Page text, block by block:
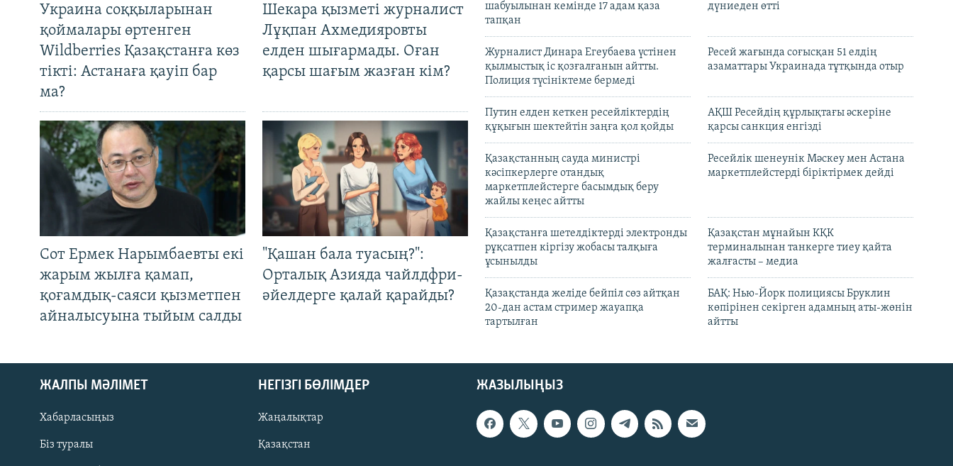
Украина соққыларынан
қоймалары өртенген
Wildberries Қазақстанға көз
тікті: Астанаға қауіп бар
ма?
Шекара қызметі журналист
Лұқпан Ахмедияровты
елден шығармады. Оған
қарсы шағым жазған кім?
Сот Ермек Нарымбаевты екі
жарым жылға қамап,
қоғамдық-саяси қызметпен
айналысуына тыйым салды
"Қашан бала туасың?":
Орталық Азияда чайлдфри-
әйелдерге қалай қарайды?
шабуылынан кемінде 17 адам қаза
тапқан
дүниеден өтті
Журналист Динара Егеубаева үстінен
қылмыстық іс қозғалғанын айтты.
Полиция түсініктеме бермеді
Ресей жағында соғысқан 51 елдің
азаматтары Украинада тұтқында отыр
Путин елден кеткен ресейліктердің
құқығын шектейтін заңға қол қойды
АҚШ Ресейдің құрлықтағы әскеріне
қарсы санкция енгізді
Қазақстанның сауда министрі
кәсіпкерлерге отандық
маркетплейстерге басымдық беру
жайлы кеңес айтты
Ресейлік шенеунік Мәскеу мен Астана
маркетплейстерді біріктірмек дейді
Қазақстанға шетелдіктерді электронды
рұқсатпен кіргізу жобасы талқыға
ұсынылды
Қазақстан мұнайын КҚК
терминалынан танкерге тиеу қайта
жалғасты – медиа
Қазақстанда желіде бейпіл сөз айтқан
20-дан астам стример жауапқа
тартылған
БАҚ: Нью-Йорк полициясы Бруклин
көпірінен секірген адамның аты-жөнін
айтты
ЖАЗЫЛЫҢЫЗ
ЖАЛПЫ МӘЛІМЕТ
Хабарласыңыз
Біз туралы
НЕГІЗГІ БӨЛІМДЕР
Жаңалықтар
Қазақстан